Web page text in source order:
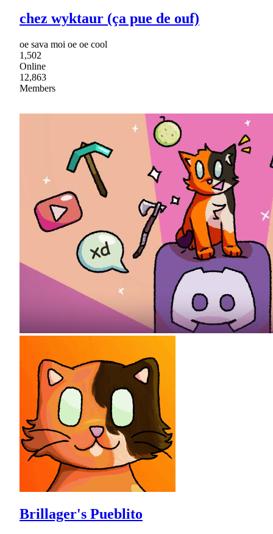
chez wyktaur (ça pue de ouf)
oe sava moi oe oe cool
1,502
Online
12,863
Members
Brillager's Pueblito